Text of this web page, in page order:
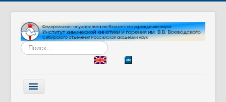
Искать...
Включить/
выключить